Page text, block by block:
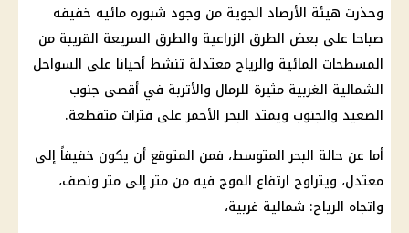
وحذرت هيئة الأرصاد الجوية من وجود شبوره مائيه خفيفه
صباحا على بعض الطرق الزراعية والطرق السريعة القريبة من
المسطحات المائية والرياح معتدلة تنشط أحيانا على السواحل
الشمالية الغربية مثيرة للرمال والأتربة في أقصى جنوب
الصعيد والجنوب ويمتد البحر الأحمر على فترات متقطعة.
أما عن حالة البحر المتوسط، فمن المتوقع أن يكون خفيفاً إلى
معتدل، ويتراوح ارتفاع الموج فيه من متر إلى متر ونصف،
واتجاه الرياح: شمالية غربية،